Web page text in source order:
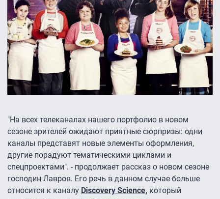
"На всех телеканалах нашего портфолио в новом
сезоне зрителей ожидают приятные сюрпризы: одни
каналы представят новые элементы оформления,
другие порадуют тематическими циклами и
спецпроектами". - продолжает рассказ о новом сезоне
господин Лавров. Его речь в данном случае больше
относится к каналу Discovery Science, который